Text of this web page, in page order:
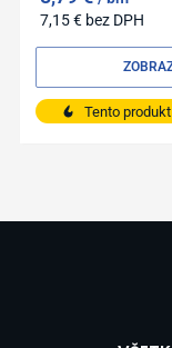
7,15€ bez DPH
Tento